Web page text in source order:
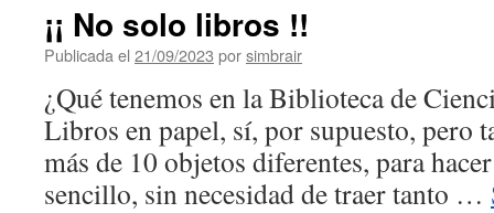
¡¡ No solo libros !!
Publicada el 21/09/2023 porsimbrair
¿Qué tenemos en la Biblioteca de
Libros en papel, sí, por supuesto, pero
más de 10 objetos diferentes, para
sencillo, sin necesidad de traer tanto …